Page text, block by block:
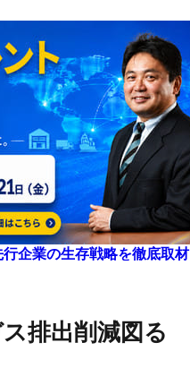
企業の生存戦略を徹底取材
ス排出削減図る